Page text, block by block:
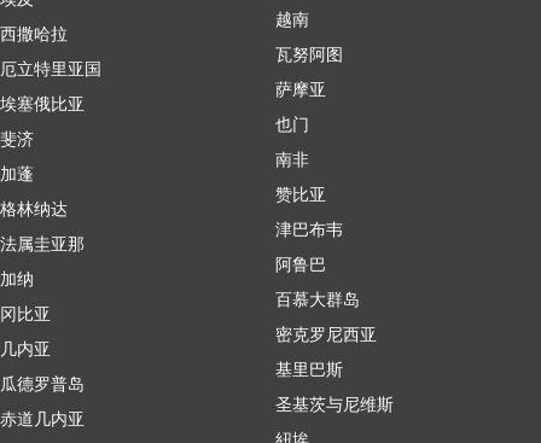
西撒哈拉
厄立特里亚国
埃塞俄比亚
斐济
加蓬
格林纳达
法属圭亚那
加纳
冈比亚
几内亚
瓜德罗普岛
赤道几内亚
越南
瓦努阿图
萨摩亚
也门
南非
赞比亚
津巴布韦
阿鲁巴
百慕大群岛
密克罗尼西亚
基里巴斯
圣基茨与尼维斯
紐埃